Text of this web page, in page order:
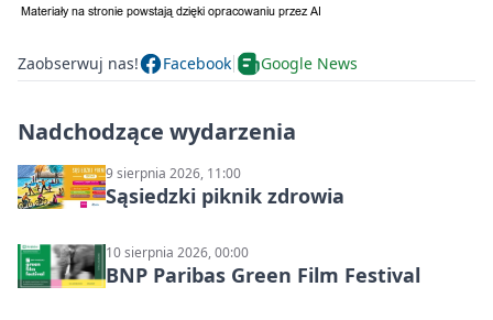
Zaobserwuj nas! Facebook Google News
Nadchodzące wydarzenia
9 sierpnia 2026, 11:00
Sąsiedzki piknik zdrowia
10 sierpnia 2026, 00:00
BNP Paribas Green Film Festival